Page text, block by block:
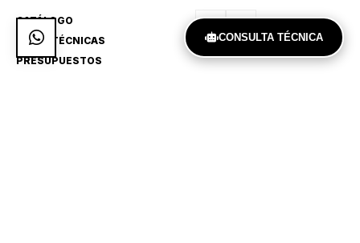
CATÁLOGO
GUÍAS TÉCNICAS
PRESUPUESTOS
CONSULTA TÉCNICA